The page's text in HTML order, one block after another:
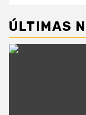
ÚLTIMAS